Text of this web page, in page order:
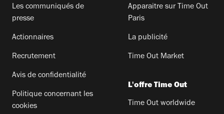
Les communiqués de
presse
Actionnaires
Recrutement
Avis de confidentialité
Politique concernant les
cookies
Apparaitre sur Time Out
Paris
La publicité
Time Out Market
L'offre Time Out
Time Out worldwide